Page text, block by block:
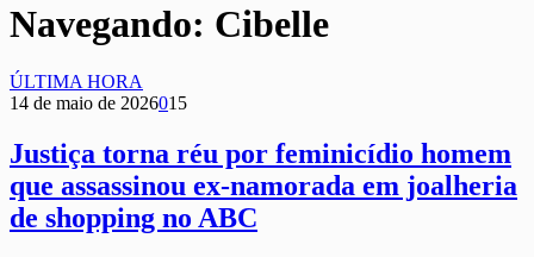
Navegando: Cibelle
ÚLTIMA HORA
14 de maio de 2026015
Justiça torna réu por feminicídio homem
que assassinou ex-namorada em joalheria
de shopping no ABC